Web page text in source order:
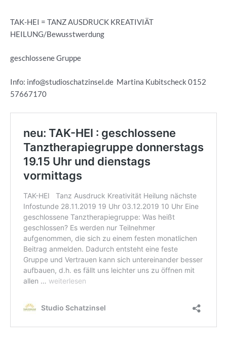
TAK-HEI = TANZ AUSDRUCK KREATIVIÄT
HEILUNG/Bewusstwerdung
geschlossene Gruppe
Info: info@studioschatzinsel.de Martina Kubitscheck 0152
57667170